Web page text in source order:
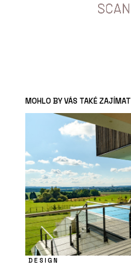
MOHLO BY VÁS TAKÉ ZAJÍMAT
DESIGN